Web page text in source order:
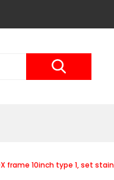
frame 10inch type 1, set